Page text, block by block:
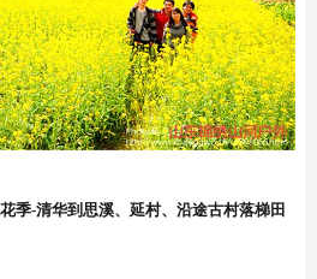
季-清华到思溪、延村、沿途古村落梯田